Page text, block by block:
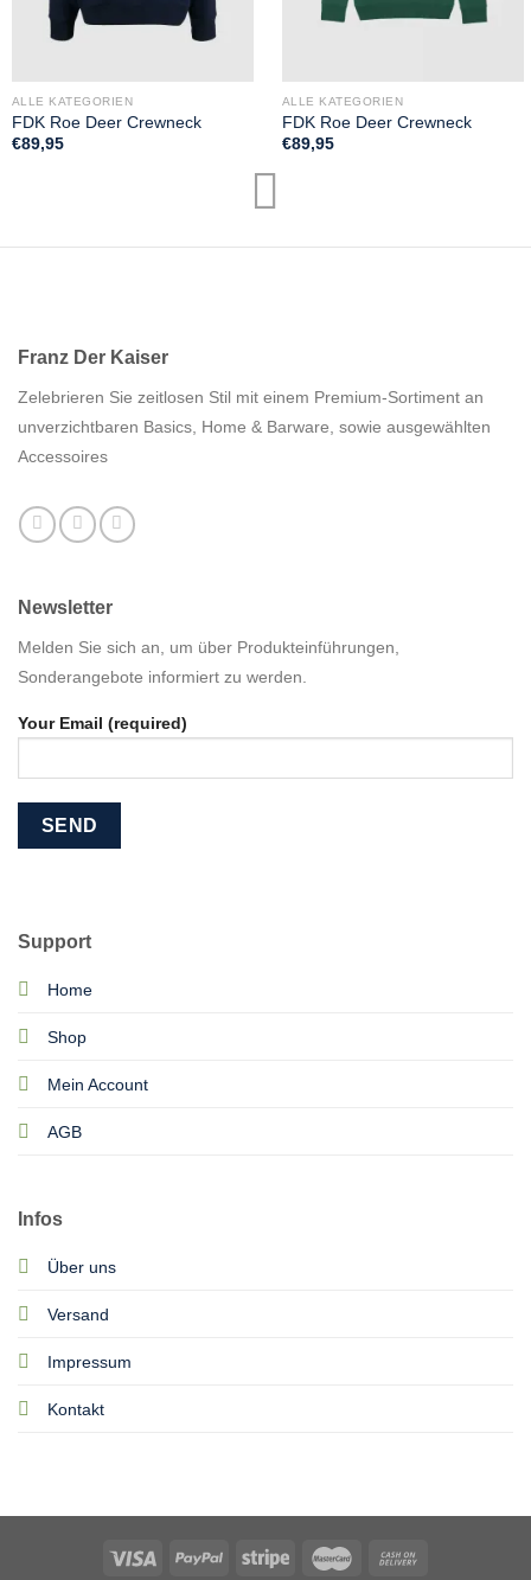
ALLE KATEGORIEN
FDK Roe Deer Crewneck
€89,95
ALLE KATEGORIEN
FDK Roe Deer Crewneck
€89,95
Franz Der Kaiser
Zelebrieren Sie zeitlosen Stil mit einem Premium-Sortiment an
unverzichtbaren Basics, Home & Barware, sowie ausgewählten
Accessoires
Support
Home
Shop
Mein Account
AGB
Infos
Über uns
Versand
Impressum
Kontakt
Newsletter
Melden Sie sich an, um über Produkteinführungen,
Sonderangebote informiert zu werden.
Your Email (required)